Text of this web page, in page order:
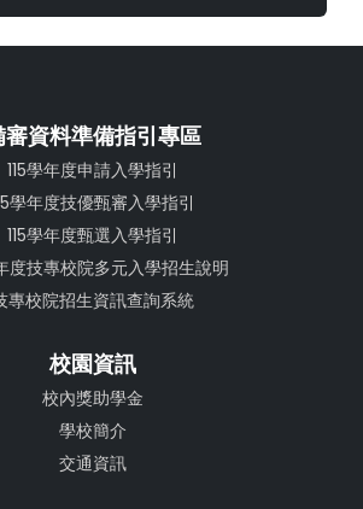
審資料準備指引專區
115學年度申請入學指引
學年度技優甄審入學指引
115學年度甄選入學指引
度技專校院多元入學招生說明
專校院招生資訊查詢系統
校園資訊
校內獎助學金
學校簡介
交通資訊